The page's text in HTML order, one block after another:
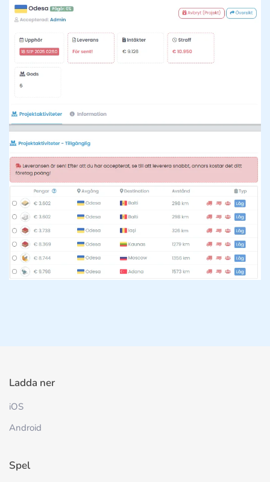
Ladda ner
iOS
Android
Spel